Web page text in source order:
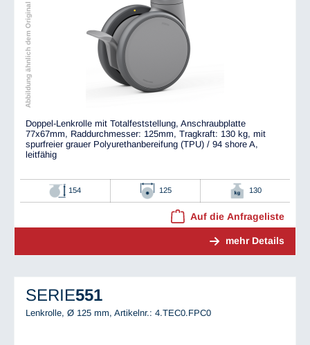
Abbildung ähnlich dem Original
Doppel-Lenkrolle mit Totalfeststellung, Anschraubplatte
77x67mm, Raddurchmesser: 125mm, Tragkraft: 130 kg, mit
spurfreier grauer Polyurethanbereifung (TPU) / 94 shore A,
leitfähig
154 125 130
Auf die Anfrageliste
mehr Details
SERIE551
Lenkrolle, Ø 125 mm, Artikelnr.: 4.TEC0.FPC0